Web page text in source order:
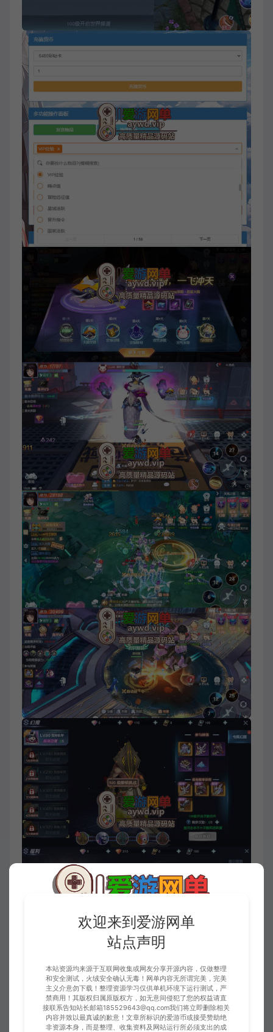
欢迎来到爱游网单
站点声明
本站资源均来源于互联网收集或网友分享开源内容，仅做整理
和安全测试，火绒安全确认无毒！网单内容无所谓完美，完美
主义介意勿下载！整理资源学习仅供单机环境下运行测试，严
禁商用！其版权归属原版权方，如无意间侵犯了您的权益请直
接联系告知站长邮箱185529643@qq.com我们将立即删除相关
内容并致以最真诚的歉意！文章所标识的爱游币或接受赞助绝
非资源本身，而是整理、收集资料及网站运行所必须支出的成